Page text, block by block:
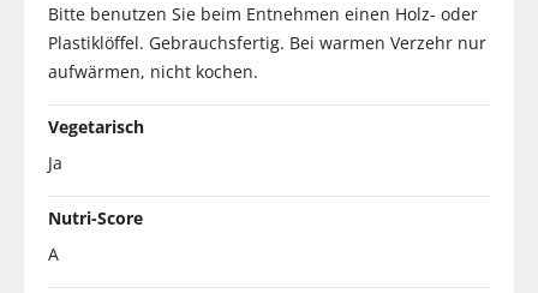
Bitte benutzen Sie beim Entnehmen einen Holz- oder
Plastiklöffel. Gebrauchsfertig. Bei warmen Verzehr nur
aufwärmen, nicht kochen.
Vegetarisch
Ja
Nutri-Score
A